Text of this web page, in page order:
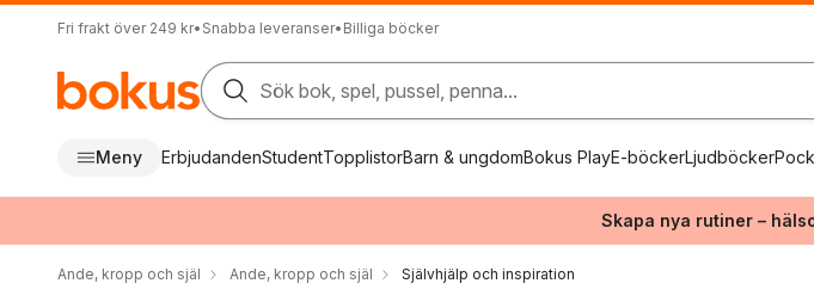
Fri frakt över 249 kr• Snabba leveranser• Billiga böcker
Sök bok, spel, pussel, penna...
Meny ErbjudandenStudentTopplistorBarn & ungdomBokus PlayE-böckerLjudböcker
Skapa nya rutiner –
Ande, kropp och själ Ande, kropp och själ Självhjälp och inspiration